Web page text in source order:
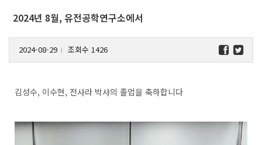
2024년 8월, 유전공학연구소에서
2024-08-29 l 조회수 1426
김성수, 이수현, 전사라 박사의 졸업을 축하합니다